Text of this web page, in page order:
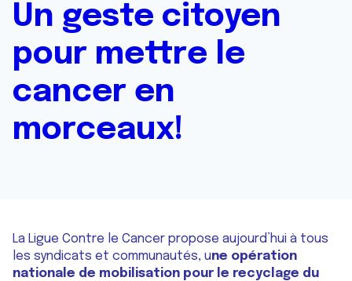
Un geste citoyen
pour mettre le
cancer en
morceaux!
La Ligue Contre le Cancer propose aujourd’hui à tous
les syndicats et communautés, une opération
nationale de mobilisation pour le recyclage du